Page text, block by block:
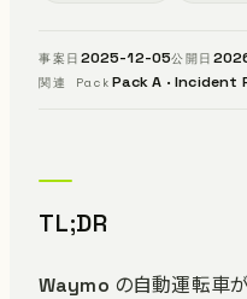
事案日 2025-12-05公開日
関連 Pack Pack A · Incident
TL;DR
Waymo の自動運転車が